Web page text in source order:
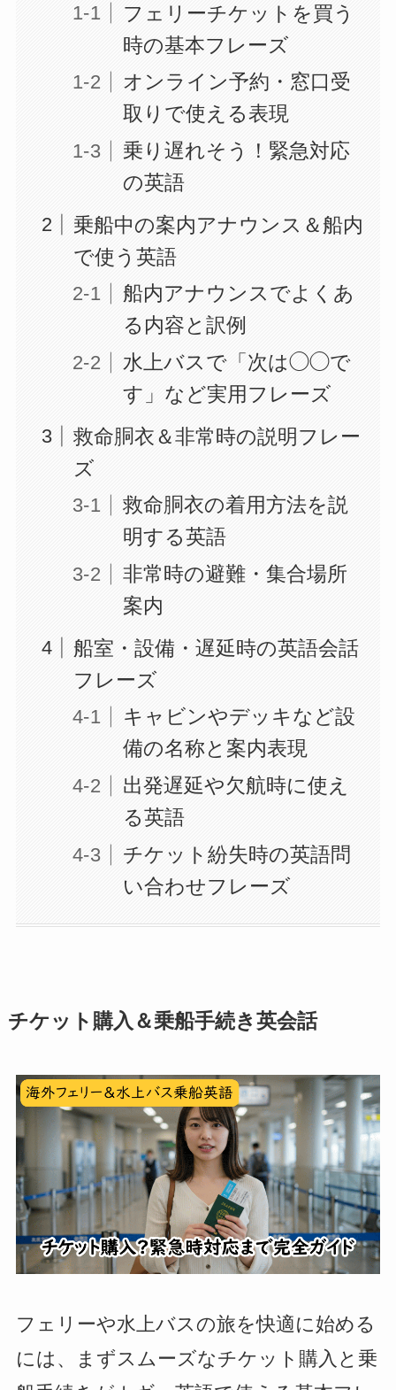
フェリーチケットを買う
時の基本フレーズ
オンライン予約・窓口受
取りで使える表現
乗り遅れそう！緊急対応
の英語
乗船中の案内アナウンス＆船内
で使う英語
船内アナウンスでよくあ
る内容と訳例
水上バスで「次は◯◯で
す」など実用フレーズ
救命胴衣＆非常時の説明フレー
ズ
救命胴衣の着用方法を説
明する英語
非常時の避難・集合場所
案内
船室・設備・遅延時の英語会話
フレーズ
キャビンやデッキなど設
備の名称と案内表現
出発遅延や欠航時に使え
る英語
チケット紛失時の英語問
い合わせフレーズ
チケット購入＆乗船手続き英会話
フェリーや水上バスの旅を快適に始める
には、まずスムーズなチケット購入と乗